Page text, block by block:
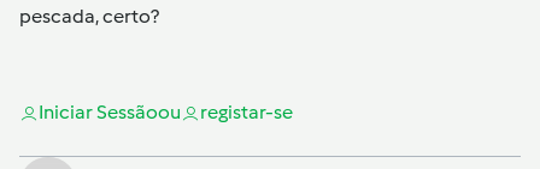
pescada, certo?
Iniciar Sessãoou registar-se